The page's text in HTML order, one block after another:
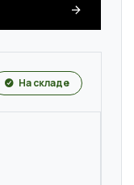
На складе